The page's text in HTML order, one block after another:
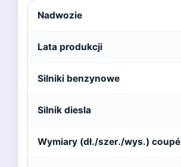
Nadwozie
Lata produkcji
Silniki benzynowe
Silnik diesla
Wymiary (dł./szer./wys.) coupé